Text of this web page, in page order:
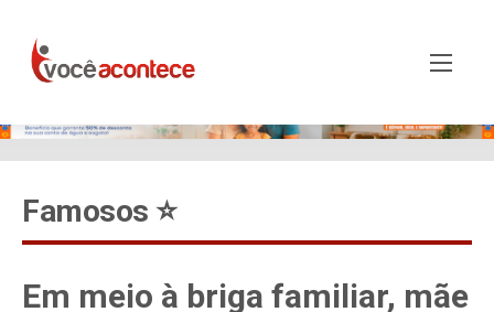
Famosos ⭐️
Em meio à briga familiar, mãe